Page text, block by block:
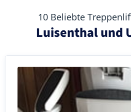
10 Beliebte
Luisenthal und